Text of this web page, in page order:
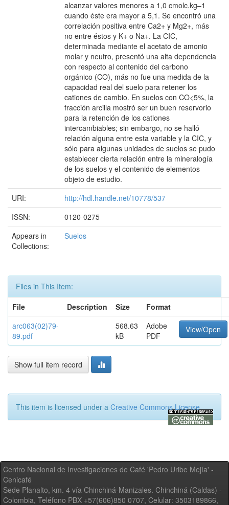
alcanzar valores menores a 1,0 cmolc.kg–1
cuando éste era mayor a 5,1. Se encontró una
correlación positiva entre Ca2+ y Mg2+, más
no entre éstos y K+ o Na+. La CIC,
determinada mediante el acetato de amonio
molar y neutro, presentó una alta dependencia
con respecto al contenido del carbono
orgánico (CO), más no fue una medida de la
capacidad real del suelo para retener los
cationes de cambio. En suelos con CO<5%, la
fracción arcilla mostró ser un buen reservorio
para la retención de los cationes
intercambiables; sin embargo, no se halló
relación alguna entre esta variable y la CIC, y
sólo para algunas unidades de suelos se pudo
establecer cierta relación entre la mineralogía
de los suelos y el contenido de elementos
objeto de estudio.
URI:
http://hdl.handle.net/10778/537
ISSN:
0120-0275
Appears in
Collections:
Suelos
Files in This Item:
File
Description Size
Format
arc063(02)79-
89.pdf
568.63
kB
Adobe
PDF
View/Open
Show full item record
This item is licensed under a Creative Commons License
Centro Nacional de Investigaciones de Café 'Pedro Uribe Mejía' -
Cenicafé
Sede Planalto, km. 4 vía Chinchiná-Manizales. Chinchiná (Caldas) -
Colombia, Teléfono PBX +57(606)850 0707, Celular: 3503189866,